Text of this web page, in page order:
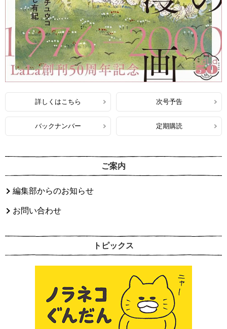
詳しくはこちら 次号予告
バックナンバー 定期購読
ご案内
編集部からのお知らせ
お問い合わせ
トピックス